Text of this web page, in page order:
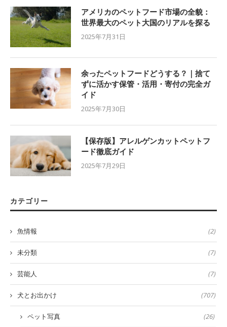
アメリカのペットフード市場の全貌：
世界最大のペット大国のリアルを探る
2025年7月31日
余ったペットフードどうする？｜捨て
ずに活かす保管・活用・寄付の完全ガ
イド
2025年7月30日
【保存版】アレルゲンカットペットフ
ード徹底ガイド
2025年7月29日
カテゴリー
魚情報 (2)
未分類 (7)
芸能人 (7)
犬とお出かけ (707)
ペット写真 (26)